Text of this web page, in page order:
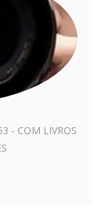
- COM LIVROS